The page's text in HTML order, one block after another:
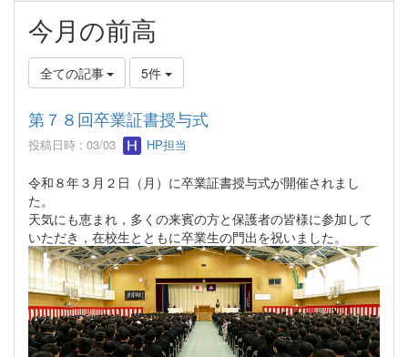
今月の前高
全ての記事 5件
第７８回卒業証書授与式
投稿日時 : 03/03 HP担当
令和８年３月２日（月）に卒業証書授与式が開催されまし
た。
天気にも恵まれ，多くの来賓の方と保護者の皆様に参加して
いただき，在校生とともに卒業生の門出を祝いました。